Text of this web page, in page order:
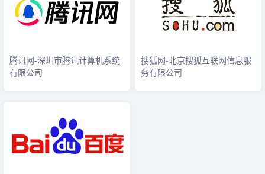
腾讯网-深圳市腾讯计算机系统
有限公司
搜狐网-北京搜狐互联网信息服
务有限公司